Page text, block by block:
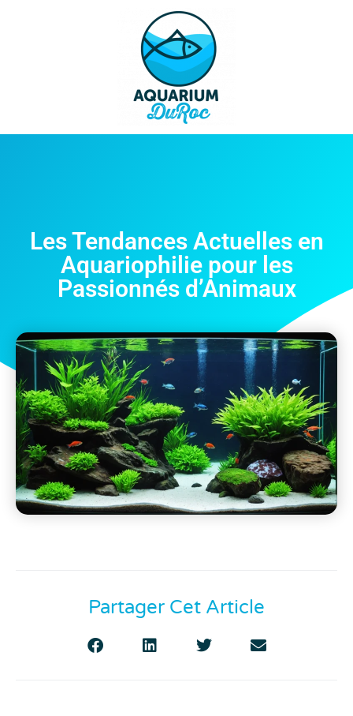
Les Tendances Actuelles en
Aquariophilie pour les
Passionnés d’Animaux
Partager Cet Article